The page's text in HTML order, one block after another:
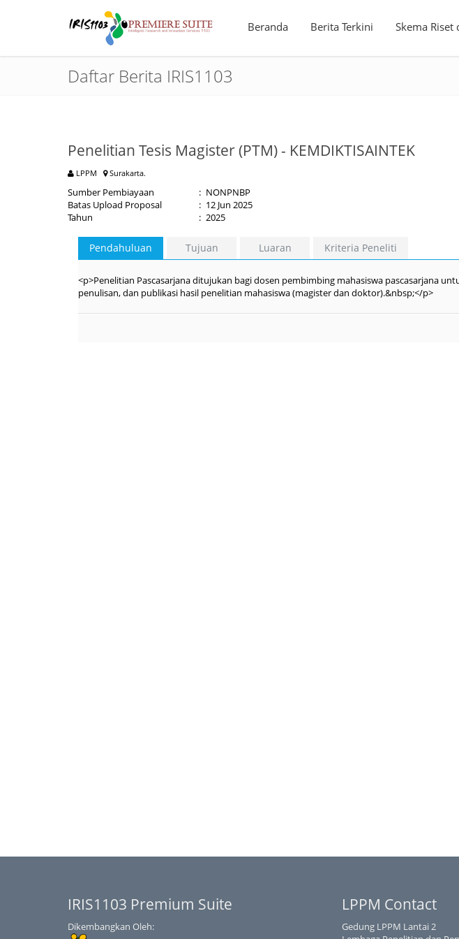
Beranda Berita Terkini Skema Riset
Daftar Berita IRIS1103
Penelitian Tesis Magister (PTM) - KEMDIKTISAINTEK
LPPM Surakarta.
Sumber Pembiayaan : NONPNBP
Batas Upload Proposal
: 12 Jun 2025
Tahun
: 2025
Pendahuluan Tujuan Luaran Kriteria Peneliti
<p>Penelitian Pascasarjana ditujukan bagi dosen pembimbing mahasiswa pascasarjana
penulisan, dan publikasi hasil penelitian mahasiswa (magister dan doktor).&nbsp;</p>
IRIS1103 Premium Suite
Dikembangkan Oleh:
LPPM Contact
Gedung LPPM Lantai 2